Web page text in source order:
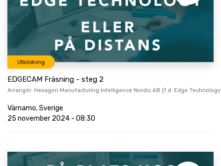
Utbildning
EDGECAM Fräsning - steg 2
Arrangör: Hexagon Manufacturing Intelligence Nordic AB (f.d. Edge
Värnamo,Sverige
25 november 2024 - 08:30